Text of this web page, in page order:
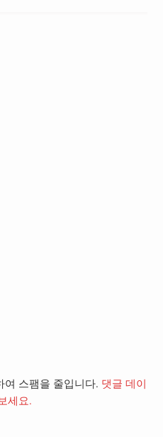
스팸을 줄입니다. 댓글 데이
세요.